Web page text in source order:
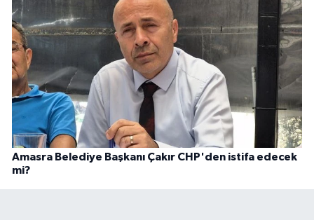
Amasra Belediye Başkanı Çakır CHP'den istifa edecek
mi?